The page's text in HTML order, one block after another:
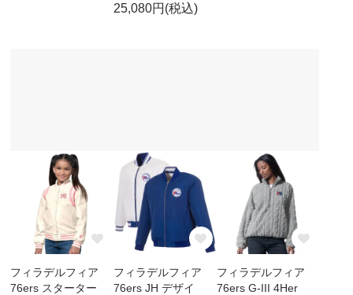
25,080円(税込)
フィラデルフィア
76ers スターター
フィラデルフィア
76ers JH デザイ
フィラデルフィア
76ers G-III 4Her